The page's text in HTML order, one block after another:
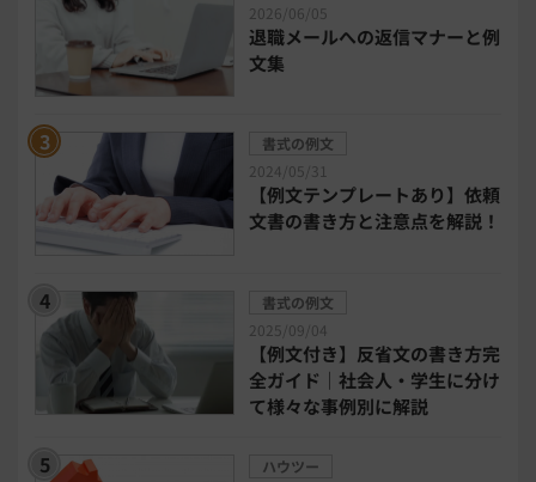
DX・デジタル化 電子帳簿保存法
民法改正対応書式テンプレート
bizoceanお勧め動画
タイアップ
ニューノーマル時代における企業のあり方
2026/06/05
退職メールへの返信マナーと例
文集
書式の例文
2024/05/31
【例文テンプレートあり】依頼
文書の書き方と注意点を解説！
書式の例文
2025/09/04
【例文付き】反省文の書き方完
全ガイド｜社会人・学生に分け
て様々な事例別に解説
ハウツー